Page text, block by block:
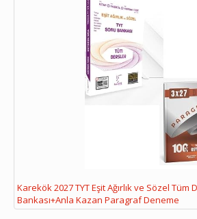
Karekök 2027 TYT Eşit Ağırlık ve Sözel Tüm
Bankası+Anla Kazan Paragraf Deneme